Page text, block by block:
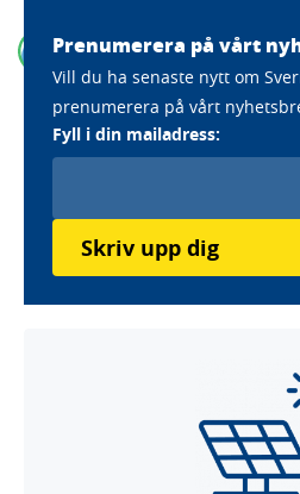
Home Aktörer Osby kommun
Osby kommun
Läs mer om Osbys
Prenumerera på vårt
Vill du ha senaste nytt om
prenumerera på vårt
Fyll i din mailadress:
Skriv upp dig